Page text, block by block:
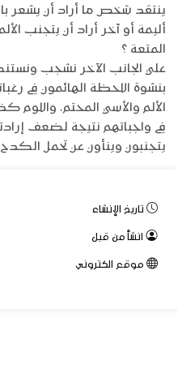
ينتقد شخص ما أراد أن يشعر
أليمة أو آخر أراد أن يتجنب
المتعة ؟
علي الجانب الآخر نشجب
بنشوة اللحظة الهائمون في
الألم والأسي المحتم، واللوم
في واجباتهم نتيجة لضعف
يتجنبون وينأون عن تحمل الكدح
تاريخ الإنشاء
انشأ من قبل
موقع الكتروني